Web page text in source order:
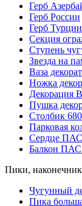
Герб
Герб России
Герб Турции
Секция
Ступень
Звезда на
Ваза
Ножка
Декорация
Пушка
Столбик 680
Парковая
Сердце
Балкон
Пики,
Чугунный
Пика